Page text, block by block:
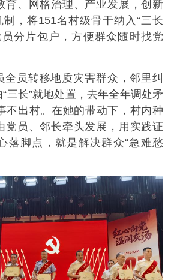
育、网格治理、产业发展，创新
制，将151名村级骨干纳入“三长
分片包户，方便群众随时找党
全员转移地质灾害群众，邻里纠
三长”就地处置，去年全年调处矛
不出村。在她的带动下，村内种
党员、邻长牵头发展，用实践证
落脚点，就是解决群众“急难愁